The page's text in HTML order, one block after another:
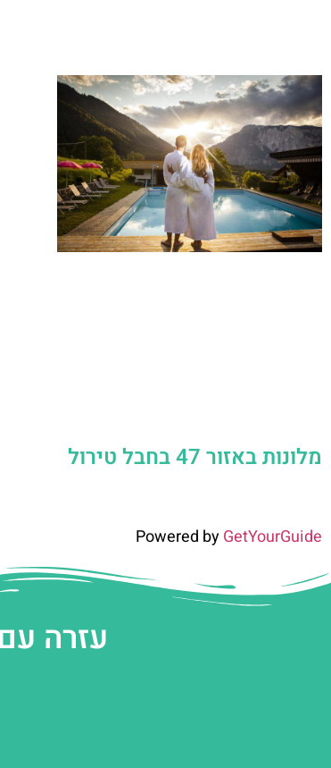
מלונות באזור 47 בחבל טירול
Powered byGetYourGuide
עזרה